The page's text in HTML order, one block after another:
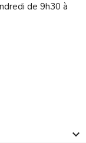
de 9h30 à
